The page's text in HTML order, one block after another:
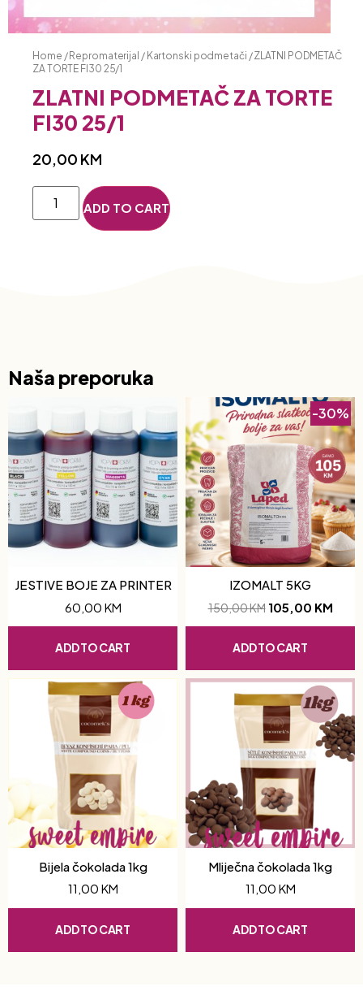
Home /Repromaterijal / Kartonski podmetači / ZLATNI PODMETAČ
ZA TORTE FI30 25/1
ZLATNI PODMETAČ ZA TORTE
FI30 25/1
20,00 KM
ADD TO CART
Naša preporuka
JESTIVE BOJE ZA PRINTER
60,00 KM
ADD TO CART
-30%
IZOMALT 5KG
150,00KM 105,00 KM
ADD TO CART
Bijela čokolada 1kg
11,00 KM
ADD TO CART
Mliječna čokolada 1kg
11,00 KM
ADD TO CART